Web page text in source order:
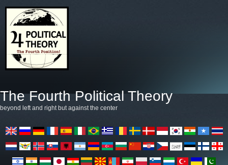
The Fourth Political Theory
beyond left and right but against the center